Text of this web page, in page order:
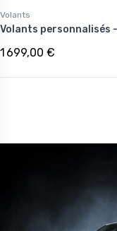
Volants
Volants personnalisés -
1 699,00 €